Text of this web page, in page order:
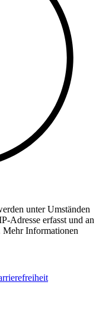
unter Umständen
Adresse erfasst und an
Mehr Informationen